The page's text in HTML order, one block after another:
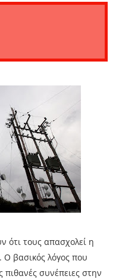
ότι τους απασχολεί η
Ο βασικός λόγος που
πιθανές συνέπειες στην